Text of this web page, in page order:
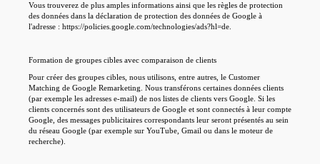
Vous trouverez de plus amples informations ainsi que les règles de protection
des données dans la déclaration de protection des données de Google à
l'adresse : https://policies.google.com/technologies/ads?hl=de.
Formation de groupes cibles avec comparaison de clients
Pour créer des groupes cibles, nous utilisons, entre autres, le Customer
Matching de Google Remarketing. Nous transférons certaines données clients
(par exemple les adresses e-mail) de nos listes de clients vers Google. Si les
clients concernés sont des utilisateurs de Google et sont connectés à leur compte
Google, des messages publicitaires correspondants leur seront présentés au sein
du réseau Google (par exemple sur YouTube, Gmail ou dans le moteur de
recherche).